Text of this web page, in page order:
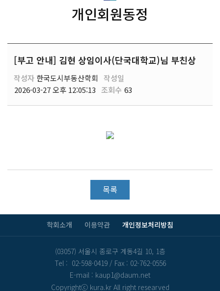
개인회원동정
[부고 안내] 김현 상임이사(단국대학교)님 부친상
작성자 한국도시부동산학회
작성일
2026-03-27 오후 12:05:13 조회수 63
목록
학회소개 이용약관 개인정보처리방침
(03057) 서울시 종로구 계동4길 10, 1층
Tel : 02-598-0419 / Fax : 02-762-0556
E-mail : kaup1@daum.net
Copyrightⓒ kura.kr All right researved